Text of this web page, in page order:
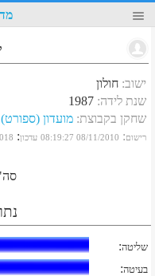
ישוב: חולון
שנת לידה:
1987
שחקן בקבוצת: מועדון
רישום:
08/11/2010 08:19:27 עדכון:
שליטה:
בעיטה: